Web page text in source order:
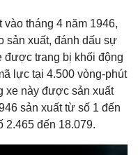
tháng 4 năm 1946,
sản xuất, đánh dấu sự
được trang bị khối động
lực tại 4.500 vòng-phút
xe này được sản xuất
sản xuất từ số 1 đến
2.465 đến 18.079.